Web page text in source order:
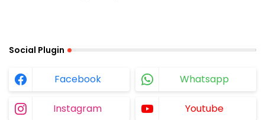
Social Plugin
Facebook Whatsapp
Instagram Youtube